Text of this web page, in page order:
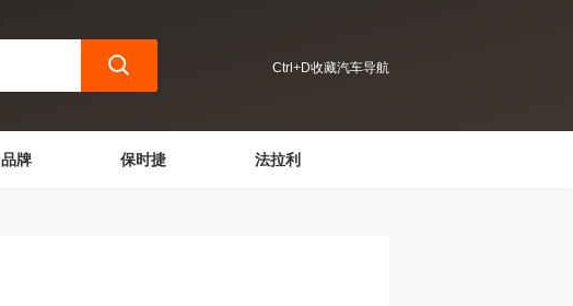
Ctrl+D收藏汽车导航
品牌 保时捷 法拉利